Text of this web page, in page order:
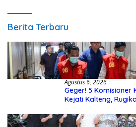
Berita Terbaru
Agustus 6, 2026
Geger! 5 Komisioner
Kejati Kalteng,